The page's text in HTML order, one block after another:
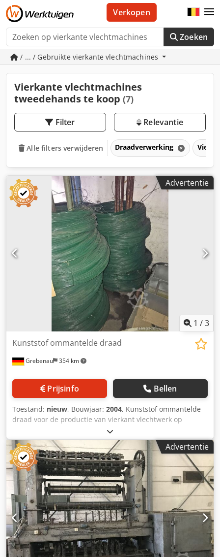
Zoeken
Verkopen
/ ... / Gebruikte vierkante vlechtmachines
Vierkante vlechtmachines
tweedehands te koop (7)
Filter Relevantie
Alle filters verwijderen Draadverwerking
Advertentie
1 /3
Grebenau 354 km
Kunststof ommantelde draad
Prijsinfo Bellen
Toestand: nieuw, Bouwjaar: 2004, Kunststof ommantelde
draad voor de productie van vierkant vlechtwerk op
rozetspoelen: groene draad met diameter: 2,3 mm - 2,8
mm - 3,8 mm; grijze draad met diameter: 2,5 mm - 2,8 mm
- 4,2 mm Crsdox Ruhkepfx Aiysf
Advertentie